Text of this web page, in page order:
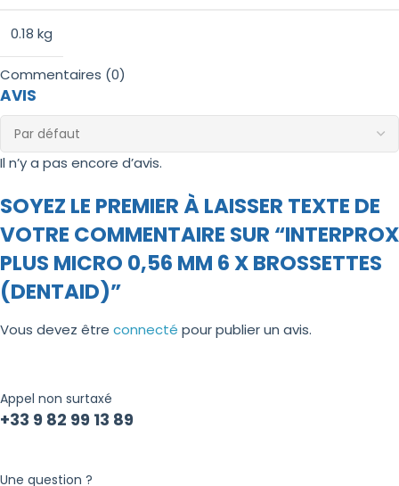
0.18 kg
Commentaires (0)
AVIS
Il n’y a pas encore d’avis.
SOYEZ LE PREMIER À LAISSER TEXTE DE
VOTRE COMMENTAIRE SUR “INTERPROX
PLUS MICRO 0,56 MM 6 X BROSSETTES
(DENTAID)”
Vous devez être connecté pour publier un avis.
Appel non surtaxé
+33 9 82 99 13 89
Une question ?